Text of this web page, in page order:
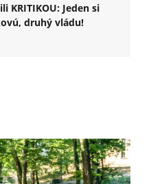
KRITIKOU: Jeden si
druhý vládu!